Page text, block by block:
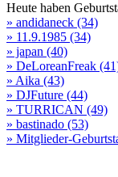
Heute haben
» andidaneck (34)
» 11.9.1985 (34)
» japan (40)
» DeLoreanFreak
» Aika (43)
» DJFuture (44)
» TURRICAN (49)
» bastinado (53)
» Mitglieder-